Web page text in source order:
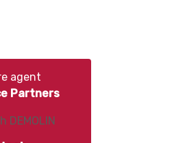
agent
Partners